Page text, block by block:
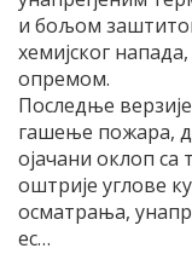
и бољом
хемијског
опремом.
Последње
гашење пожара,
ојачани оклоп са
оштрије углове
осматрања,
ес…